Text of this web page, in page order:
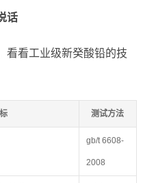
话
看看工业级新癸酸铅的技
测试方法
gb/t 6608-
2008